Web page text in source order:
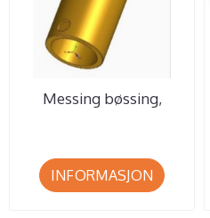
Messing bøssing,
INFORMASJON